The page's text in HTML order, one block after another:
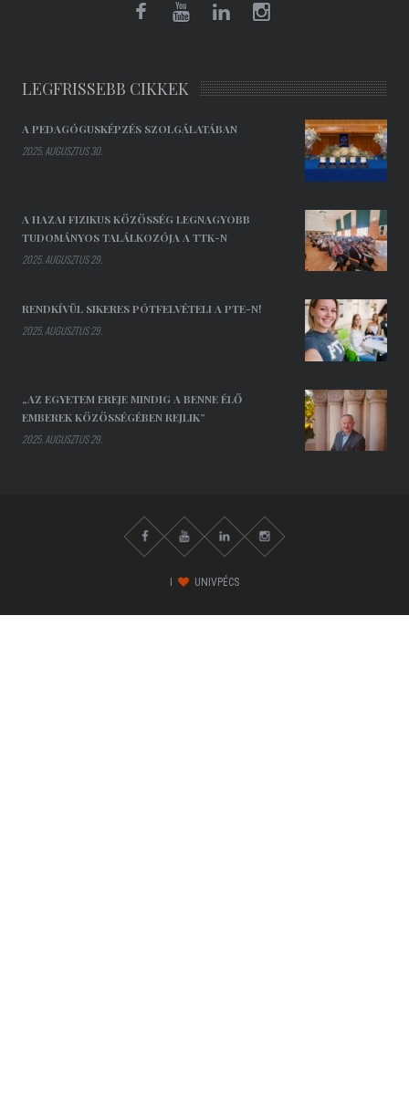
LEGFRISSEBB CIKKEK
A PEDAGÓGUSKÉPZÉS SZOLGÁLATÁBAN
2025. AUGUSZTUS 30.
A HAZAI FIZIKUS KÖZÖSSÉG LEGNAGYOBB
TUDOMÁNYOS TALÁLKOZÓJA A TTK-N
2025. AUGUSZTUS 29.
RENDKÍVÜL SIKERES PÓTFELVÉTELI A PTE-N!
2025. AUGUSZTUS 29.
„AZ EGYETEM EREJE MINDIG A BENNE ÉLŐ
EMBEREK KÖZÖSSÉGÉBEN REJLIK”
2025. AUGUSZTUS 29.
UNIVPÉCS